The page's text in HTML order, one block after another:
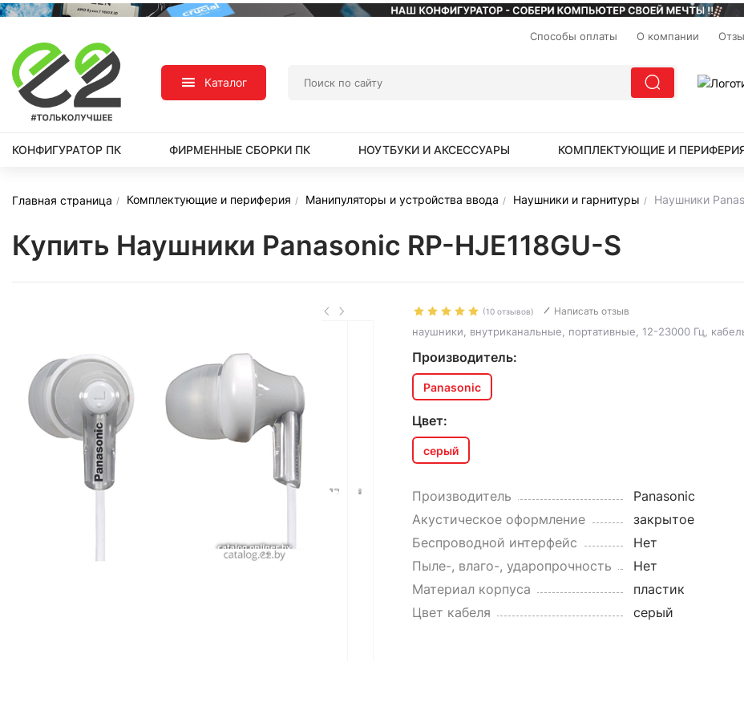
Способы оплаты О компании
Каталог
КОНФИГУРАТОР ПК ФИРМЕННЫЕ СБОРКИ ПК НОУТБУКИ И АКСЕССУАРЫ КОМПЛЕКТУЮЩИЕ И
Главная страница Комплектующие и периферия Манипуляторы и устройства ввода Наушники и гарнитуры Наушники
Купить Наушники Panasonic RP-HJE118GU-S
(10 отзывов) Написать отзыв
наушники, внутриканальные, портативные, 12-23000 Гц,
Производитель:
Panasonic
Цвет:
серый
Производитель
Panasonic
Акустическое оформление
закрытое
Беспроводной интерфейс
Нет
Пыле-, влаго-, ударопрочность
Нет
Материал корпуса
пластик
Цвет кабеля
серый